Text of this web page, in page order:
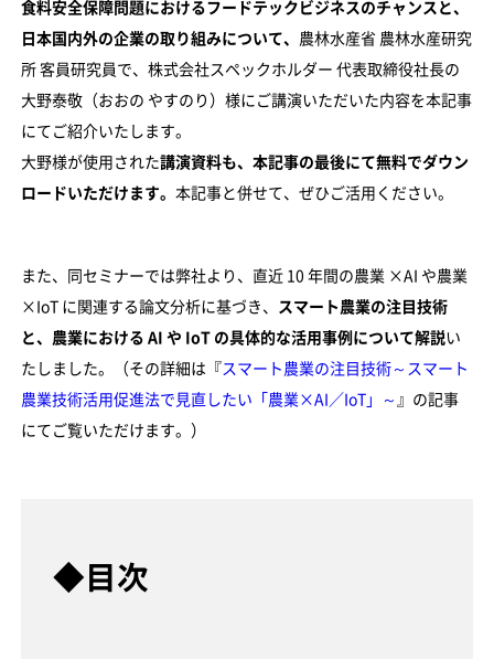
食料安全保障問題におけるフードテックビジネスのチャンスと、
日本国内外の企業の取り組みについて、 農林水産省 農林水産研究
所 客員研究員で、株式会社スペックホルダー 代表取締役社長の
大野泰敬（おおの やすのり）様にご講演いただいた内容を本記事
にてご紹介いたします。
大野様が使用された講演資料も、本記事の最後にて無料でダウン
ロードいただけます。 本記事と併せて、ぜひご活用ください。
また、同セミナーでは弊社より、直近 10 年間の農業 ×AI や農業
×IoT に関連する論文分析に基づき、
スマート農業の注目技術
と、農業における AI や IoT の具体的な活用事例について解説い
たしました。（その詳細は『スマート農業の注目技術～スマート
農業技術活用促進法で見直したい「農業×AI／IoT」～ 』の記事
にてご覧いただけます。）
◆目次